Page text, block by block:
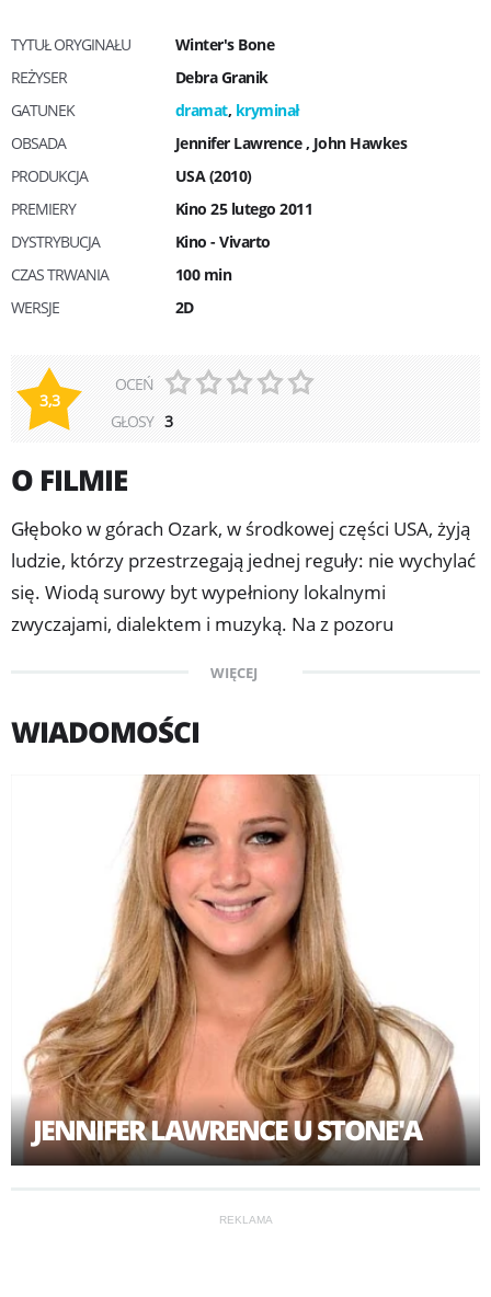
TYTUŁ ORYGINAŁU
Winter's Bone
REŻYSER
Debra Granik
GATUNEK
dramat, kryminał
OBSADA
Jennifer Lawrence, John Hawkes
PRODUKCJA
USA (2010)
PREMIERY
Kino 25 lutego 2011
DYSTRYBUCJA
Kino - Vivarto
CZAS TRWANIA
100 min
WERSJE
2D
3,3
OCEŃ
GŁOSY 3
O FILMIE
Głęboko w górach Ozark, w środkowej części USA, żyją
ludzie, którzy przestrzegają jednej reguły: nie wychylać
się. Wiodą surowy byt wypełniony lokalnymi
zwyczajami, dialektem i muzyką. Na z pozoru
pierwsza rysa. Ojciec siedemnastoletniej Ree (Jennifer
Lawrence), znany w okolicy producent
metamfetaminy, zastawił dom, jako kaucję za
zwolnienie warunkowe i zniknął. Matka załamuje się
emocjonalnie, zostawiając sprawy własnemu biegowi.
Ree przejmuje więc opiekę nad młodszym
rodzeństwem. Na dodatek wszystkim grozi eksmisja.
Dziewczyna nie ma wyjścia: musi pokonać mur
obojętności i odnaleźć ojca. Łamiąc miejscową zmowę
milczenia i ryzykując życie, nastolatka wyrusza na
poszukiwania. Przedzierając się poprzez kłamstwa,
uniki i rosnący lęk ze strony krewnych, zamierza dociec
prawdy...
WIĘCEJ
WIADOMOŚCI
JENNIFER LAWRENCE U STONE'A
REKLAMA